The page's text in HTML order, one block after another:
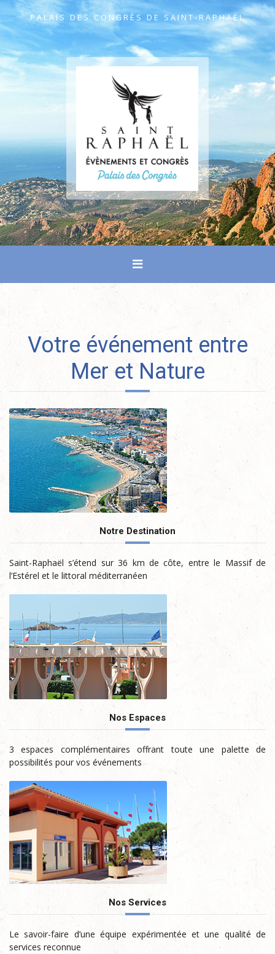
PALAIS DES CONGRÈS DE SAINT-RAPHAËL
Votre événement entre
Mer et Nature
Notre Destination
Saint-Raphaël s’étend sur 36 km de côte, entre le Massif
de l’Estérel et le littoral méditerranéen
Nos Espaces
3 espaces complémentaires offrant toute une palette
de possibilités pour vos événements
Nos Services
Le savoir-faire d’une équipe expérimentée et une qualité
de services reconnue